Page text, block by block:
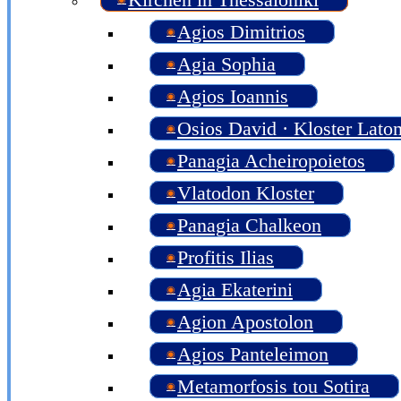
Agios Dimitrios
Agia Sophia
Agios Ioannis
Osios David · Kloster
Panagia Acheiropoietos
Vlatodon Kloster
Panagia Chalkeon
Profitis Ilias
Agia Ekaterini
Agion Apostolon
Agios Panteleimon
Metamorfosis tou Sotira